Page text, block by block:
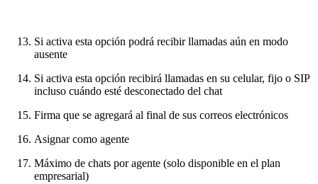
Si activa esta opción podrá recibir llamadas aún en modo
ausente
Si activa esta opción recibirá llamadas en su celular, fijo o SIP
incluso cuándo esté desconectado del chat
Firma que se agregará al final de sus correos electrónicos
Asignar como agente
Máximo de chats por agente (solo disponible en el plan
empresarial)